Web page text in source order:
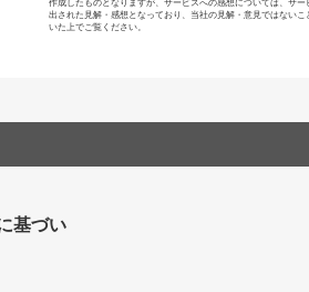
作成したものとなりますが、サービスへの感想については、サー
出された見解・感想となっており、当社の見解・意見ではないこ
いた上でご覧ください。
基づい